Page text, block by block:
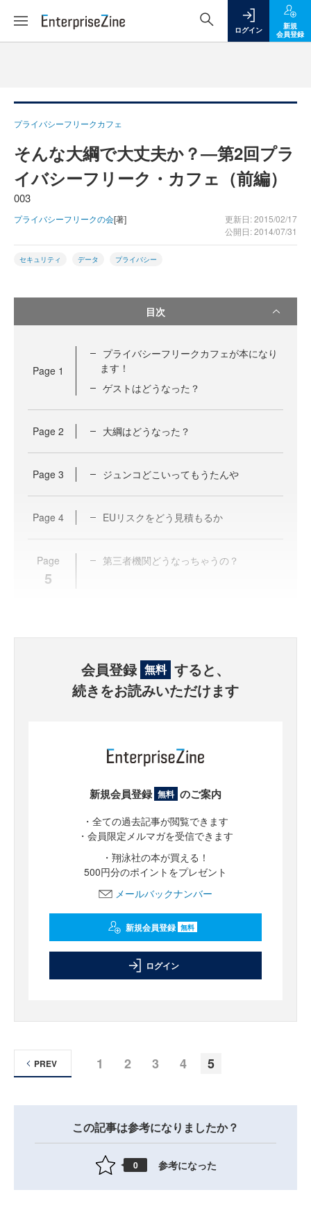
ログイン
新規
会員登録
プライバシーフリークカフェ
そんな大綱で大丈夫か？―第2回プラ
イバシーフリーク・カフェ（前編）
003
プライバシーフリークの会[著]
更新日: 2015/02/17
公開日: 2014/07/31
セキュリティ データ プライバシー
目次
Page 1
プライバシーフリークカフェが本になり
ます！
ゲストはどうなった？
Page 2 大綱はどうなった？
Page 3 ジュンコどこいってもうたんや
Page 4 EUリスクをどう見積もるか
Page
5
第三者機関どうなっちゃうの？
会員登録 無料 すると、
続きをお読みいただけます
新規会員登録 無料 のご案内
・全ての過去記事が閲覧できます
・会員限定メルマガを受信できます
・翔泳社の本が買える！
500円分のポイントをプレゼント
メールバックナンバー
新規会員登録 無料
ログイン
1 2 3 4 5
PREV
この記事は参考になりましたか？
0 参考になった